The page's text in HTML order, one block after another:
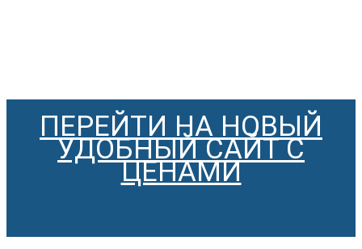
ПЕРЕЙТИ НА НОВЫЙ
УДОБНЫЙ САЙТ С
ЦЕНАМИ